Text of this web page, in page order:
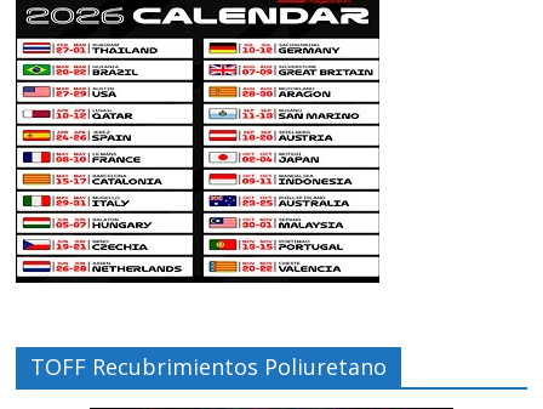
TOFF Recubrimientos Poliuretano